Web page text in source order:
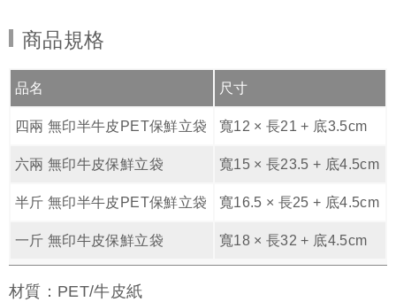
商品規格
品名 尺寸
四兩 無印半牛皮PET保鮮立袋 寬12 × 長21 + 底3.5cm
六兩 無印牛皮保鮮立袋 寬15 × 長23.5 + 底4.5cm
半斤 無印半牛皮PET保鮮立袋 寬16.5 × 長25 + 底4.5cm
一斤 無印牛皮保鮮立袋 寬18 × 長32 + 底4.5cm
材質：PET/牛皮紙